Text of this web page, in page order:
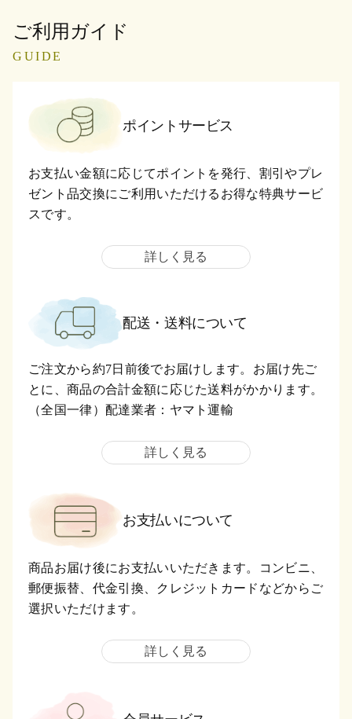
ご利用ガイド
GUIDE
ポイントサービス
お支払い金額に応じてポイントを発行、割引やプレ
ゼント品交換にご利用いただけるお得な特典サービ
スです。
詳しく見る
配送・送料について
ご注文から約7日前後でお届けします。お届け先ご
とに、商品の合計金額に応じた送料がかかります。
（全国一律）配達業者：ヤマト運輸
詳しく見る
お支払いについて
商品お届け後にお支払いいただきます。コンビニ、
郵便振替、代金引換、クレジットカードなどからご
選択いただけます。
詳しく見る